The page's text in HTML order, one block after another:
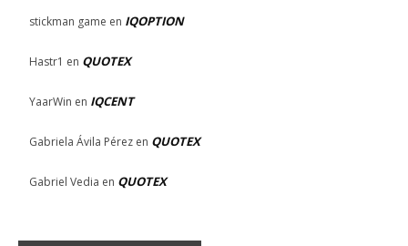
stickman game en IQOPTION
Hastr1 en QUOTEX
YaarWin en IQCENT
Gabriela Ávila Pérez en QUOTEX
Gabriel Vedia en QUOTEX